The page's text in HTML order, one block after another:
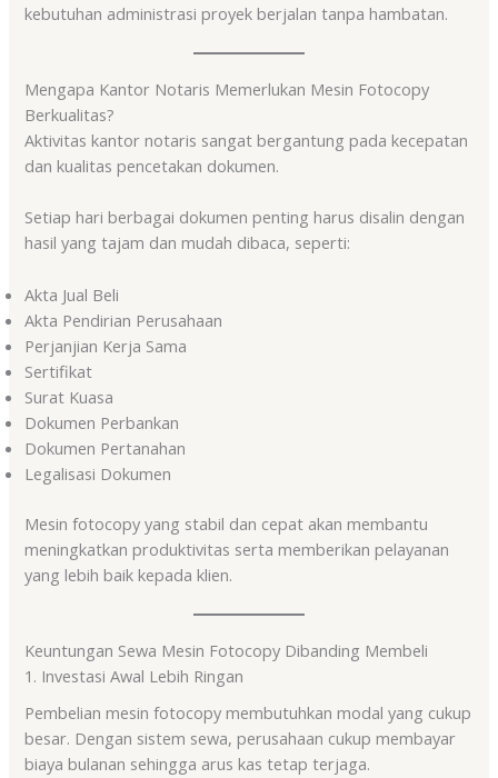
kebutuhan administrasi proyek berjalan tanpa hambatan.
Mengapa Kantor Notaris Memerlukan Mesin Fotocopy
Berkualitas?
Aktivitas kantor notaris sangat bergantung pada kecepatan
dan kualitas pencetakan dokumen.
Setiap hari berbagai dokumen penting harus disalin dengan
hasil yang tajam dan mudah dibaca, seperti:
Akta Jual Beli
Akta Pendirian Perusahaan
Perjanjian Kerja Sama
Sertifikat
Surat Kuasa
Dokumen Perbankan
Dokumen Pertanahan
Legalisasi Dokumen
Mesin fotocopy yang stabil dan cepat akan membantu
meningkatkan produktivitas serta memberikan pelayanan
yang lebih baik kepada klien.
Keuntungan Sewa Mesin Fotocopy Dibanding Membeli
1. Investasi Awal Lebih Ringan
Pembelian mesin fotocopy membutuhkan modal yang cukup
besar. Dengan sistem sewa, perusahaan cukup membayar
biaya bulanan sehingga arus kas tetap terjaga.